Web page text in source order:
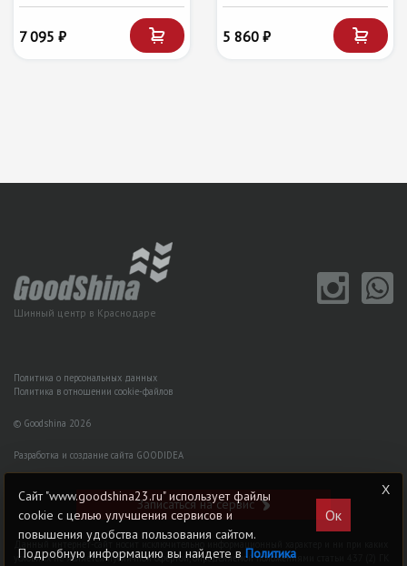
7 095 ₽ 5 860 ₽
Шинный центр в Краснодаре
Политика о персональных данных
Политика в отношении cookie-файлов
© Goodshina 2026
Разработка и создание сайта GOODIDEA
Записаться на сервис
Данный интернет-сайт носит исключительно информационный характер и ни при каких
условиях не является публичной офертой, определяемой положениями статьи 437 (2) ГK
Сайт "www.goodshina23.ru" использует файлы
cookie с целью улучшения сервисов и
повышения удобства пользования сайтом.
Подробную информацию вы найдете вПолитика
Ок